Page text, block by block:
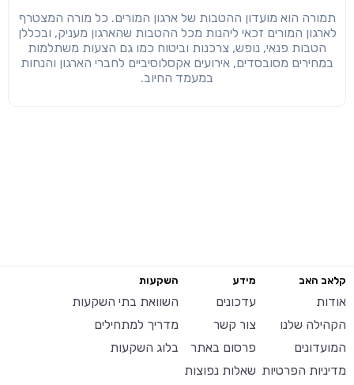
תמורה הוא מועדון ההטבות של ארגון המורים. כל מורה המצטרף
לארגון המורים זכאי ליהנות מכל ההטבות שהארגון מעניק, ובכללן
הטבות פנאי, נופש, צרכנות וביטוח כמו גם הצעות משתלמות
במחירים מסובסדים, אירועים אקסלוסיביים לחברי הארגון והנחות
במעמד החיוב.
קלאב האב
אודות
הקהילה שלנו
המועדונים
מדיניות הפרטיות
מידע
עדכונים
צור קשר
פרסום באתר
שאלות נפוצות
השקעות
השוואת בתי השקעות
מדריך למתחילים
בלוג השקעות